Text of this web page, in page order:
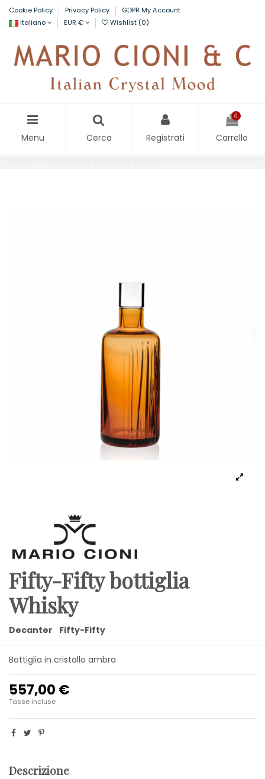
Cookie Policy Privacy Policy
GDPR My Account
Italiano
EUR € Wishlist (0)
Menu Cerca Registrati
0
Carrello
Fifty-Fifty bottiglia
Whisky
Decanter Fifty-Fifty
Bottiglia in cristallo ambra
557,00 €
Tasse incluse
Descrizione